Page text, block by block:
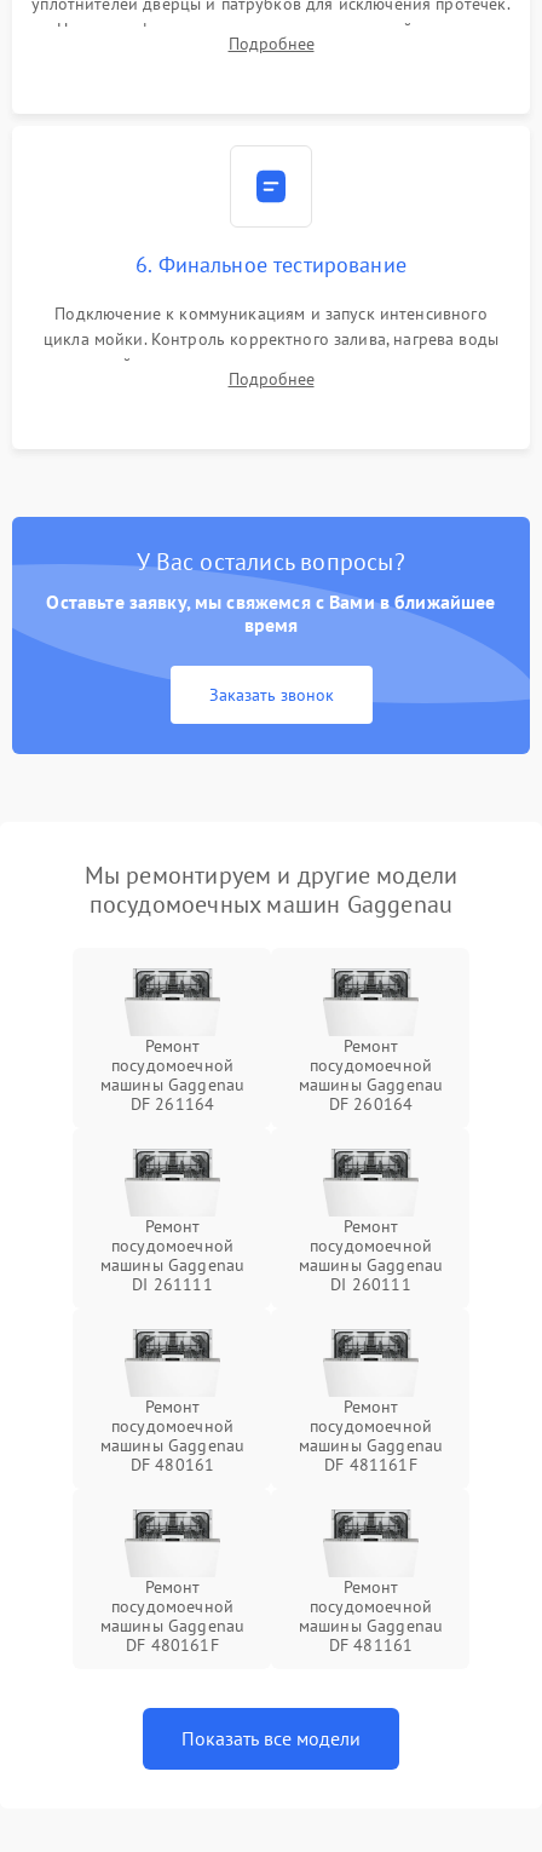
Надежная фиксация хомутов гидравлической системы,
сборка корпуса и установка датчика поплавка.
Подробнее
6. Финальное тестирование
Подключение к коммуникациям и запуск интенсивного
цикла мойки. Контроль корректного залива, нагрева воды
до нужной температуры, отсутствия посторонних шумов,
штатного слива и абсолютной сухости в поддоне.
Подробнее
У Вас остались вопросы?
Оставьте заявку, мы свяжемся с Вами в ближайшее
время
Заказать звонок
Мы ремонтируем и другие модели
посудомоечных машин Gaggenau
Ремонт
посудомоечной
машины Gaggenau
DF 261164
Ремонт
посудомоечной
машины Gaggenau
DF 260164
Ремонт
посудомоечной
машины Gaggenau
DI 261111
Ремонт
посудомоечной
машины Gaggenau
DI 260111
Ремонт
посудомоечной
машины Gaggenau
DF 480161
Ремонт
посудомоечной
машины Gaggenau
DF 481161F
Ремонт
посудомоечной
машины Gaggenau
DF 480161F
Ремонт
посудомоечной
машины Gaggenau
DF 481161
Показать все модели